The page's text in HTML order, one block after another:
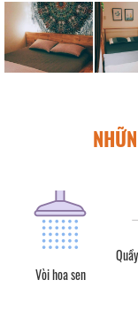
Vòi hoa sen